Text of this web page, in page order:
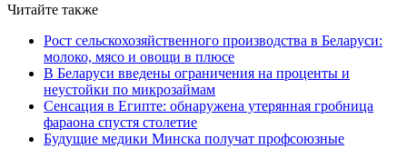
Читайте также
Рост сельскохозяйственного производства в Беларуси:
молоко, мясо и овощи в плюсе
В Беларуси введены ограничения на проценты и
неустойки по микрозаймам
Сенсация в Египте: обнаружена утерянная гробница
фараона спустя столетие
Будущие медики Минска получат профсоюзные